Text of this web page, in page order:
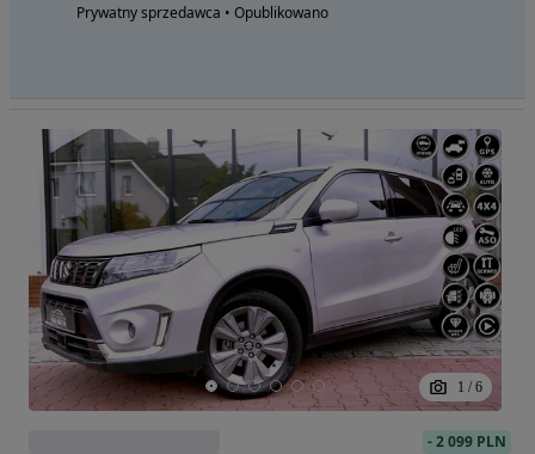
Prywatny sprzedawca • Opublikowano
1 / 6
-2 099 PLN